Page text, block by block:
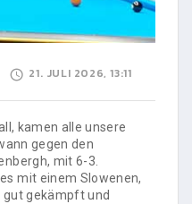
21. JULI 2026, 13:11
kamen alle unsere
gegen den
mit 6-3.
mit einem Slowenen,
gut gekämpft und